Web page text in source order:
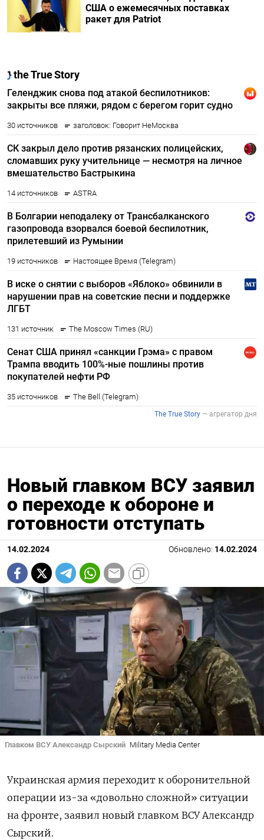
США о ежемесячных поставках
ракет для Patriot
Новый главком ВСУ заявил
о переходе к обороне и
готовности отступать
14.02.2024 Обновлено: 14.02.2024
Главком ВСУ Александр Сырский Military Media Center
Украинская армия переходит к оборонительной
операции из-за «довольно сложной» ситуации
на фронте, заявил новый главком ВСУ Александр
Сырский.